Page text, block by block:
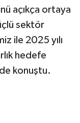
açıkça ortaya
sektör
ile 2025 yılı
hedefe
konuştu.